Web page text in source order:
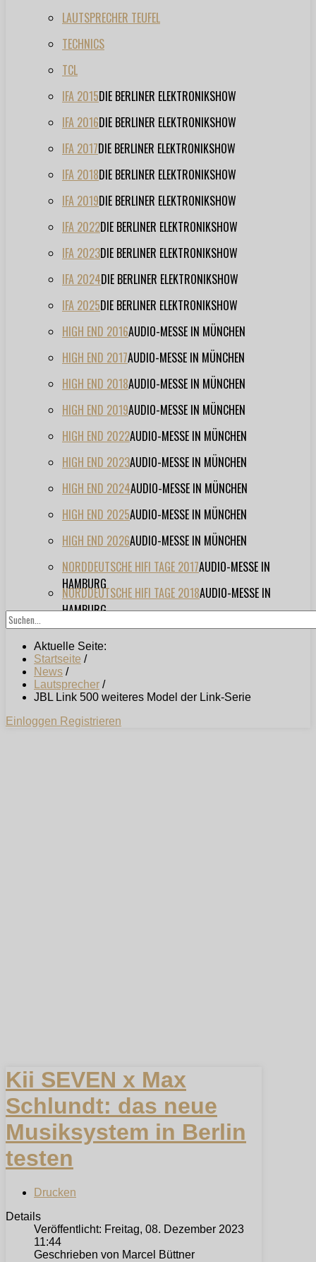
LAUTSPRECHER TEUFEL
TECHNICS
TCL
IFA 2015DIE BERLINER ELEKTRONIKSHOW
IFA 2016DIE BERLINER ELEKTRONIKSHOW
IFA 2017DIE BERLINER ELEKTRONIKSHOW
IFA 2018DIE BERLINER ELEKTRONIKSHOW
IFA 2019DIE BERLINER ELEKTRONIKSHOW
IFA 2022DIE BERLINER ELEKTRONIKSHOW
IFA 2023DIE BERLINER ELEKTRONIKSHOW
IFA 2024DIE BERLINER ELEKTRONIKSHOW
IFA 2025DIE BERLINER ELEKTRONIKSHOW
HIGH END 2016AUDIO-MESSE IN MÜNCHEN
HIGH END 2017AUDIO-MESSE IN MÜNCHEN
HIGH END 2018AUDIO-MESSE IN MÜNCHEN
HIGH END 2019AUDIO-MESSE IN MÜNCHEN
HIGH END 2022AUDIO-MESSE IN MÜNCHEN
HIGH END 2023AUDIO-MESSE IN MÜNCHEN
HIGH END 2024AUDIO-MESSE IN MÜNCHEN
HIGH END 2025AUDIO-MESSE IN MÜNCHEN
HIGH END 2026AUDIO-MESSE IN MÜNCHEN
NORDDEUTSCHE HIFI TAGE 2017AUDIO-MESSE IN
HAMBURG
NORDDEUTSCHE HIFI TAGE 2018AUDIO-MESSE IN
HAMBURG
Aktuelle Seite:
Startseite /
News /
Lautsprecher /
JBL Link 500 weiteres Model der Link-Serie
Einloggen Registrieren
Kii SEVEN x Max
Schlundt: das neue
Musiksystem in Berlin
testen
Drucken
Details
Veröffentlicht: Freitag, 08. Dezember 2023
11:44
Geschrieben von Marcel Büttner